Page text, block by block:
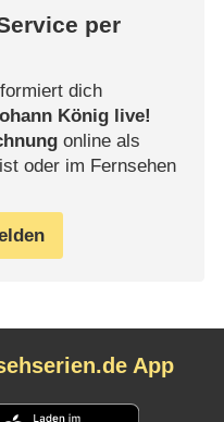
per
dich
König live!
online als
oder im Fernsehen
App